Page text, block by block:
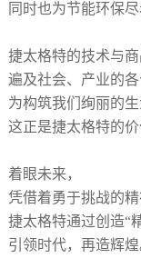
同时也为节能环保
捷太格特的技术与商
遍及社会、产业的各
为构筑我们绚丽的
这正是捷太格特的价
着眼未来，
凭借着勇于挑战的精
捷太格特通过创造“
引领时代，再造辉煌